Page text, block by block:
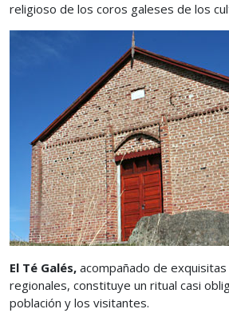
religioso de los coros galeses de los
El Té Galés, acompañado de
regionales, constituye un ritual casi
población y los visitantes.